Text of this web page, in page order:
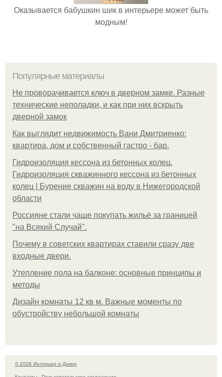
Оказывается бабушкин шик в интерьере может быть
модным!
Популярные материалы
Не проворачивается ключ в дверном замке. Разные
технические неполадки, и как при них вскрыть
дверной замок
Как выглядит недвижимость Вани Дмитриенко:
квартира, дом и собственный гастро - бар.
Гидроизоляция кессона из бетонных колец.
Гидроизоляция скважинного кессона из бетонных
колец | Бурение скважин на воду в Нижегородской
области
Россияне стали чаще покупать жильё за границей
"на Всякий Случай".
Почему в советских квартирах ставили сразу две
входные двери.
Утепление пола на балконе: основные принципы и
методы
Дизайн комнаты 12 кв м. Важные моменты по
обустройству небольшой комнаты
© 2026 Интерьер и Декор